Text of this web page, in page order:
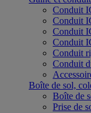
Conduit
Conduit
Conduit
Conduit
Conduit
Conduit
Boîte de sol,
Boîte de
Prise de